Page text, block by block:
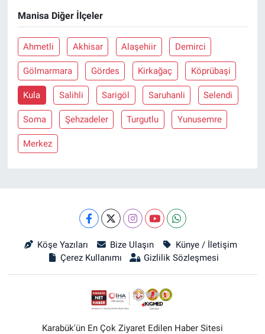
Manisa Diğer İlçeler
Ahmetli Akhisar Alaşehiir Demirci
Gölmarmara Gördes Kirkağaç Köprübaşi
Kula Salihli Sarigöl Saruhanli Selendi
Soma Şehzadeler Turgutlu Yunusemre
Merkez
Köşe Yazıları Bize Ulaşın
Künye / İletişim
Çerez Kullanımı
Gizlilik Sözleşmesi
Karabük'ün En Çok Ziyaret Edilen Haber Sitesi